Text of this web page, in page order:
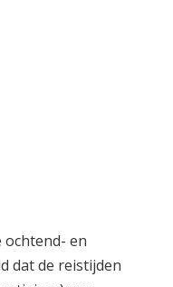
ochtend- en
dat de reistijden